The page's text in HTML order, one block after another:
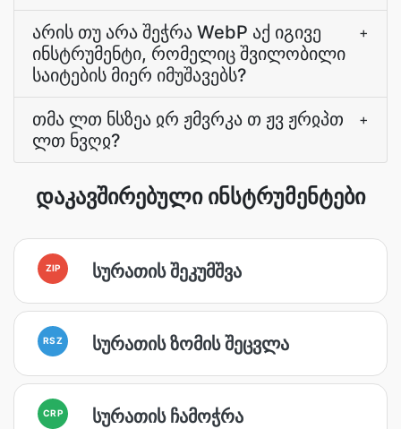
არის თუ არა შეჭრა WebP აქ იგივე
ინსტრუმენტი, რომელიც შვილობილი
საიტების მიერ იმუშავებს?
+
თმა ლთ ნსზეა ჲრ ჟმვრკა თ ჟვ ჟრჲპთ
ლთ ნვღჲ?
+
დაკავშირებული ინსტრუმენტები
ZIP სურათის შეკუმშვა
RSZ სურათის ზომის შეცვლა
CRP სურათის ჩამოჭრა